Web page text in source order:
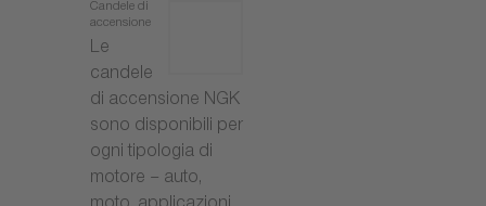
Candele di
accensione
Le
candele
di accensione NGK
sono disponibili per
ogni tipologia di
motore – auto,